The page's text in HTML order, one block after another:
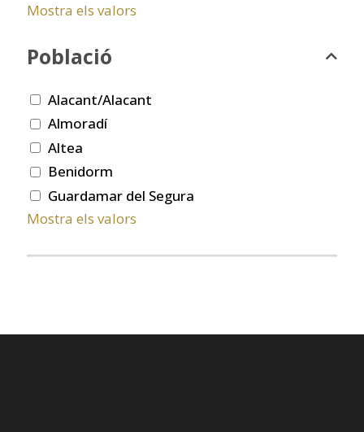
Mostra els valors
Població
Alacant/Alacant
Almoradí
Altea
Benidorm
Guardamar del Segura
Mostra els valors